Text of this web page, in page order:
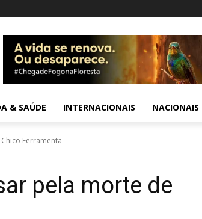
& SAÚDE INTERNACIONAIS NACIONAIS
Ferramenta
pela morte de